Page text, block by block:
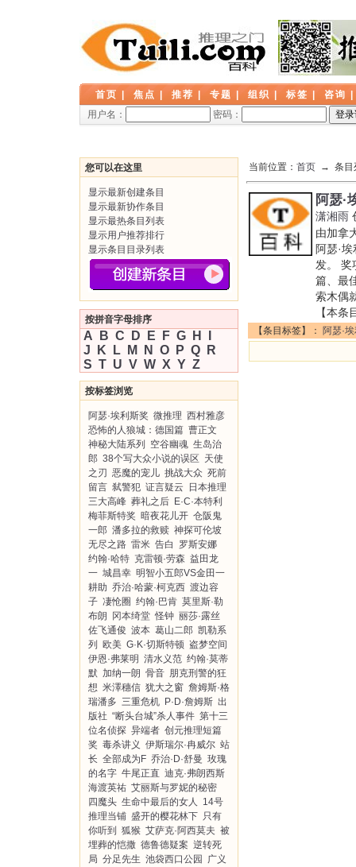
首页 焦点 推荐 专题 组织 标签 咨询
用户名：
密码：
您可以在这里
显示最新创建条目
显示最新协作条目
显示最热条目列表
显示用户推荐排行
显示条目目录列表
按拼音字母排序
A B C D E F G H
J
K L M N O P Q
R
S T U V W X Y Z
按标签浏览
阿瑟·埃利斯奖 微推理 西村雅彦
恐怖的人狼城：德国篇 曹正文
神秘大陆系列
空谷幽魂 生岛治
郎 38个写大众小说的误区 天使
之刃 恶魔的宠儿 挑战大众 死前
留言 弑警犯 证言疑云
日本推理
三大高峰 葬礼之后 E·C·本特利
梅菲斯特奖 暗夜花儿开 仓阪鬼
一郎 潘多拉的救赎 神探可伦坡
无尽之路 雷米 告白
罗斯安娜
约翰·哈特 克雷顿·劳森 益田龙
一 城昌幸 明智小五郎VS金田一
耕助 乔治·哈蒙·柯克西 渡边容
子 凄怆圈 约翰·巴肯 莫里斯·勒
布朗
冈本绮堂 怪钟 丽莎·露丝
佐飞通俊 波本 葛山二郎 凯勒系
列
欧美 G·K·切斯特顿 盗梦空间
伊恩·弗莱明 清水义范 约翰·莫蒂
默 加纳一朗 骨音 朋克刑警的狂
想 米澤穗信 犹大之窗 詹姆斯·格
瑞潘多 三重危机 P·D·詹姆斯 出
版社 “断头台城”杀人事件 第十三
位名侦探 异端者 创元推理短篇
奖 毒杀讲义 伊斯瑞尔·冉威尔 站
长 全部成为F 乔治·D·舒曼 玫瑰
的名字 牛尾正直 迪克·弗朗西斯
海渡英祐 艾丽斯与罗妮的秘密
四魔头 生命中最后的女人
14号
推理当铺 盛开的樱花林下 只有
你听到
狐猴 艾萨克·阿西莫夫 被
埋葬的恺撒 德鲁德疑案 逆转死
局 分足先生 池袋西口公园
广义
当前位置： 首页 → 条目
阿瑟·
潇湘雨
由加拿
阿瑟·
发。 奖
篇、最
索木偶
【本条
【条目标签】： 阿瑟·